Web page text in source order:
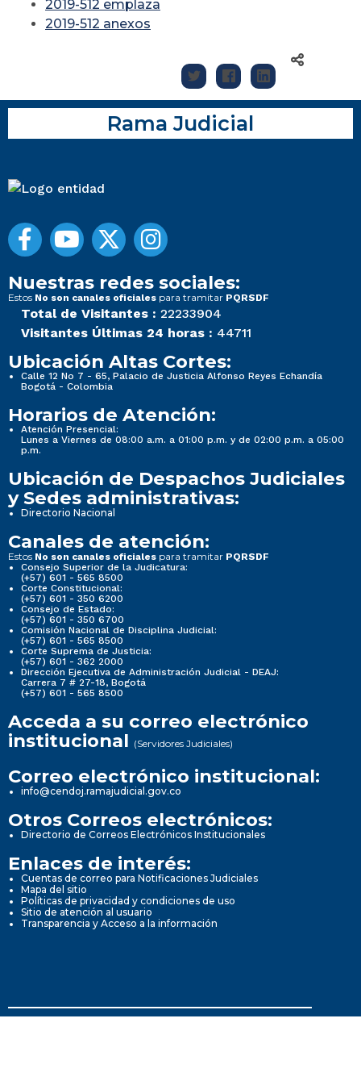
2019-512 emplaza
2019-512 anexos
Rama Judicial
Nuestras redes sociales:
Estos No son canales oficiales para tramitar PQRSDF
Total de Visitantes : 22233904
Visitantes Últimas 24 horas : 44711
Ubicación Altas Cortes:
Calle 12 No 7 - 65, Palacio de Justicia Alfonso Reyes Echandía
Bogotá - Colombia
Horarios de Atención:
Atención Presencial:
Lunes a Viernes de 08:00 a.m. a 01:00 p.m. y de 02:00 p.m. a 05:00
p.m.
Ubicación de Despachos Judiciales
y Sedes administrativas:
Directorio Nacional
Canales de atención:
Estos No son canales oficiales para tramitar PQRSDF
Consejo Superior de la Judicatura:
(+57) 601 - 565 8500
Corte Constitucional:
(+57) 601 - 350 6200
Consejo de Estado:
(+57) 601 - 350 6700
Comisión Nacional de Disciplina Judicial:
(+57) 601 - 565 8500
Corte Suprema de Justicia:
(+57) 601 - 362 2000
Dirección Ejecutiva de Administración Judicial - DEAJ:
Carrera 7 # 27-18, Bogotá
(+57) 601 - 565 8500
Acceda a su correo electrónico
institucional (Servidores Judiciales)
Correo electrónico institucional:
info@cendoj.ramajudicial.gov.co
Otros Correos electrónicos:
Directorio de Correos Electrónicos Institucionales
Enlaces de interés:
Cuentas de correo para Notificaciones Judiciales
Mapa del sitio
Políticas de privacidad y condiciones de uso
Sitio de atención al usuario
Transparencia y Acceso a la información